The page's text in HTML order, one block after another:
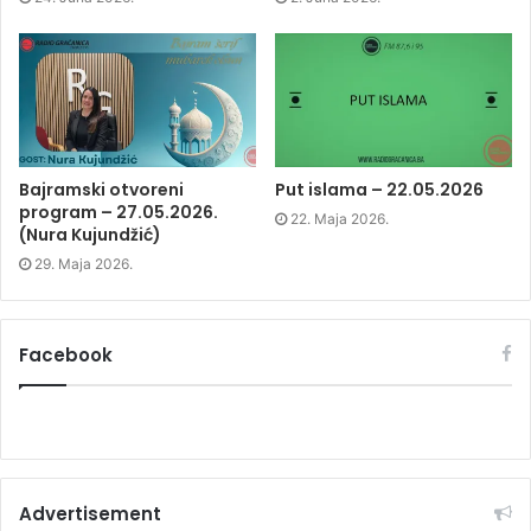
n
w
w
i
n
d
o
w
)
e
w
i
n
d
o
w
)
w
w
i
o
w
)
Bajramski otvoreni
program – 27.05.2026.
(Nura Kujundžić)
29. Maja 2026.
Put islama – 22.05.2026
22. Maja 2026.
Facebook
Advertisement